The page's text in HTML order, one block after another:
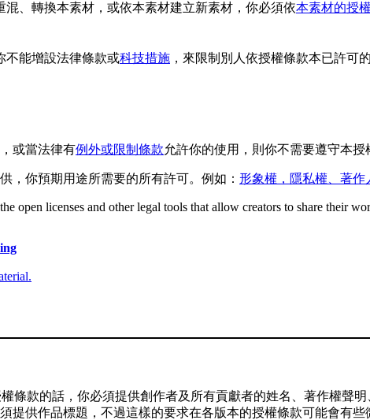
、轉換本素材，或依本素材建立新素材，你必須依本素材的授
能增設法律條款或科技措施 ，來限制別人依授權條款本已許可的
或當法律有例外或限制條款允許你的使用，則你不需要遵守本授
，你預期用途所需要的所有許可。例如： 形象權，隱私權、著作
open licenses and other legal tools that allow creators to share their
條款的話，你必須提供創作者及所有貢獻者的姓名、著作權聲
提供作品標題，不過這樣的要求在各版本的授權條款可能會有些